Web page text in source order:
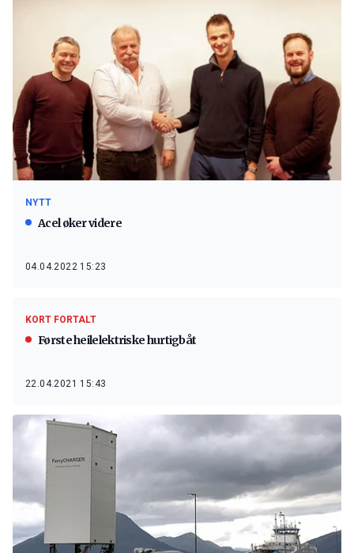
NYTT
Acel øker videre
04.04.2022 15:23
KORT FORTALT
Første heilelektriske hurtigbåt
22.04.2021 15:43